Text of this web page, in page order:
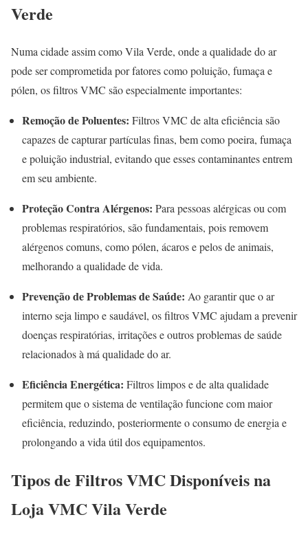
Verde
Numa cidade assim como Vila Verde, onde a qualidade do ar
pode ser comprometida por fatores como poluição, fumaça e
pólen, os filtros VMC são especialmente importantes:
Remoção de Poluentes: Filtros VMC de alta eficiência são
capazes de capturar partículas finas, bem como poeira, fumaça
e poluição industrial, evitando que esses contaminantes entrem
em seu ambiente.
Proteção Contra Alérgenos: Para pessoas alérgicas ou com
problemas respiratórios, são fundamentais, pois removem
alérgenos comuns, como pólen, ácaros e pelos de animais,
melhorando a qualidade de vida.
Prevenção de Problemas de Saúde: Ao garantir que o ar
interno seja limpo e saudável, os filtros VMC ajudam a prevenir
doenças respiratórias, irritações e outros problemas de saúde
relacionados à má qualidade do ar.
Eficiência Energética: Filtros limpos e de alta qualidade
permitem que o sistema de ventilação funcione com maior
eficiência, reduzindo, posteriormente o consumo de energia e
prolongando a vida útil dos equipamentos.
Tipos de Filtros VMC Disponíveis na
Loja VMC Vila Verde